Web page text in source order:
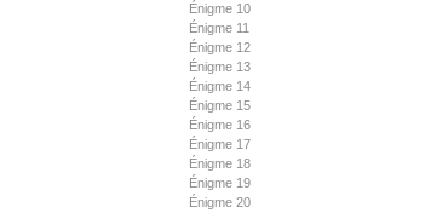
Énigme 10
Énigme 11
Énigme 12
Énigme 13
Énigme 14
Énigme 15
Énigme 16
Énigme 17
Énigme 18
Énigme 19
Énigme 20